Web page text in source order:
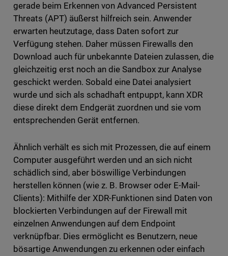
gerade beim Erkennen von Advanced Persistent
Threats (APT) äußerst hilfreich sein. Anwender
erwarten heutzutage, dass Daten sofort zur
Verfügung stehen. Daher müssen Firewalls den
Download auch für unbekannte Dateien zulassen, die
gleichzeitig erst noch an die Sandbox zur Analyse
geschickt werden. Sobald eine Datei analysiert
wurde und sich als schadhaft entpuppt, kann XDR
diese direkt dem Endgerät zuordnen und sie vom
entsprechenden Gerät entfernen.
Ähnlich verhält es sich mit Prozessen, die auf einem
Computer ausgeführt werden und an sich nicht
schädlich sind, aber böswillige Verbindungen
herstellen können (wie z. B. Browser oder E-Mail-
Clients): Mithilfe der XDR-Funktionen sind Daten von
blockierten Verbindungen auf der Firewall mit
einzelnen Anwendungen auf dem Endpoint
verknüpfbar. Dies ermöglicht es Benutzern, neue
bösartige Anwendungen zu erkennen oder einfach